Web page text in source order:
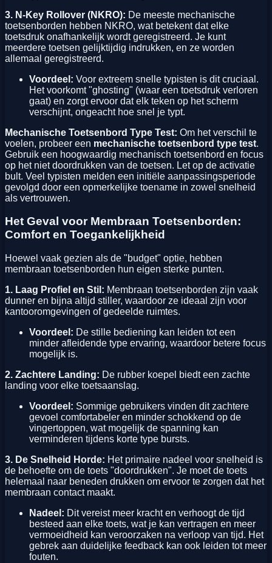
3. N-Key Rollover (NKRO): De meeste mechanische
toetsenborden hebben NKRO, wat betekent dat elke
toetsdruk onafhankelijk wordt geregistreerd. Je kunt
meerdere toetsen gelijktijdig indrukken, en ze worden
allemaal geregistreerd.
Voordeel: Voor extreem snelle typisten is dit cruciaal.
Het voorkomt "ghosting" (waar een toetsdruk verloren
gaat) en zorgt ervoor dat elk teken op het scherm
verschijnt, ongeacht hoe snel je typt.
Mechanische Toetsenbord Type Test: Om het verschil te
voelen, probeer een mechanische toetsenbord type test.
Gebruik een hoogwaardig mechanisch toetsenbord en focus
op het niet doordrukken van de toetsen. Let op de activatie
bult. Veel typisten melden een initiële aanpassingsperiode
gevolgd door een opmerkelijke toename in zowel snelheid
als vertrouwen.
Het Geval voor Membraan Toetsenborden:
Comfort en Toegankelijkheid
Hoewel vaak gezien als de "budget" optie, hebben
membraan toetsenborden hun eigen sterke punten.
1. Laag Profiel en Stil: Membraan toetsenborden zijn vaak
dunner en bijna altijd stiller, waardoor ze ideaal zijn voor
kantooromgevingen of gedeelde ruimtes.
Voordeel: De stille bediening kan leiden tot een
minder afleidende type ervaring, waardoor betere focus
mogelijk is.
2. Zachtere Landing: De rubber koepel biedt een zachte
landing voor elke toetsaanslag.
Voordeel: Sommige gebruikers vinden dit zachtere
gevoel comfortabeler en minder schokkend op de
vingertoppen, wat mogelijk de spanning kan
verminderen tijdens korte type bursts.
3. De Snelheid Horde: Het primaire nadeel voor snelheid is
de behoefte om de toets "doordrukken". Je moet de toets
helemaal naar beneden drukken om ervoor te zorgen dat het
membraan contact maakt.
Nadeel: Dit vereist meer kracht en verhoogt de tijd
besteed aan elke toets, wat je kan vertragen en meer
vermoeidheid kan veroorzaken na verloop van tijd. Het
gebrek aan duidelijke feedback kan ook leiden tot meer
fouten.